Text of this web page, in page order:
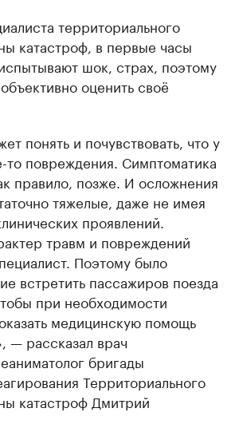
территориального
катастроф, в первые часы
шок, страх, поэтому
оценить своё
понять и почувствовать, что у
то повреждения. Симптоматика
правило, позже. И осложнения
тяжелые, даже не имея
проявлений.
травм и повреждений
Поэтому было
встретить пассажиров поезда
при необходимости
медицинскую помощь
— рассказал врач
бригады
Территориального
катастроф Дмитрий